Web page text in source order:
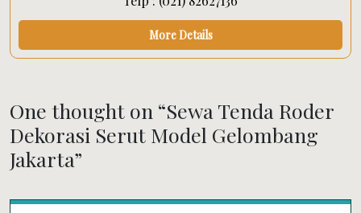
More Details
One thought on “Sewa Tenda Roder
Dekorasi Serut Model Gelombang
Jakarta”